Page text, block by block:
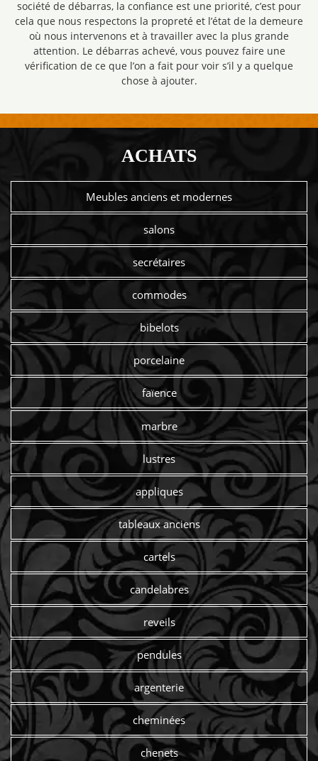
société de débarras, la confiance est une priorité, c’est pour
cela que nous respectons la propreté et l’état de la demeure
où nous intervenons et à travailler avec la plus grande
attention. Le débarras achevé, vous pouvez faire une
vérification de ce que l’on a fait pour voir s’il y a quelque
chose à ajouter.
ACHATS
Meubles anciens et modernes
salons
secrétaires
commodes
bibelots
porcelaine
faïence
marbre
lustres
appliques
tableaux anciens
cartels
candelabres
reveils
pendules
argenterie
cheminées
chenets